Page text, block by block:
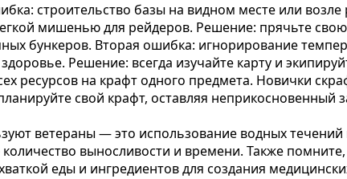
строительство базы на видном месте или
мишенью для рейдеров. Решение: прячьте
бункеров. Вторая ошибка: игнорирование
Решение: всегда изучайте карту и
ресурсов на крафт одного предмета. Новички
свой крафт, оставляя неприкосновенный
ветераны — это использование водных
выносливости и времени. Также
еды и ингредиентов для создания